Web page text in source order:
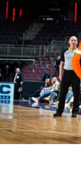
ЧС-2026
ФУТЗАЛ
ІНШІ
БУКМЕКЕРИ